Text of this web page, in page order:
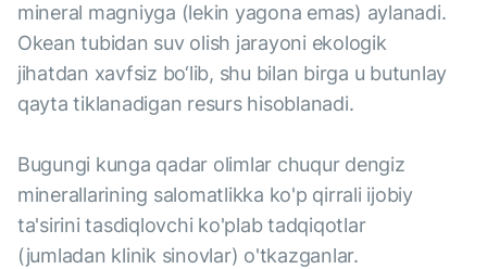
mineral magniyga (lekin yagona emas) aylanadi.
Okean tubidan suv olish jarayoni ekologik
jihatdan xavfsiz bo‘lib, shu bilan birga u butunlay
qayta tiklanadigan resurs hisoblanadi.
Bugungi kunga qadar olimlar chuqur dengiz
minerallarining salomatlikka ko'p qirrali ijobiy
ta'sirini tasdiqlovchi ko'plab tadqiqotlar
(jumladan klinik sinovlar) o'tkazganlar.